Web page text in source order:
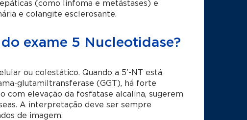
(como linfoma e metástases) e
e colangite esclerosante.
exame 5 Nucleotidase?
ou colestático. Quando a 5’-NT está
glutamiltransferase (GGT), há forte
com elevação da fosfatase alcalina, sugerem
A interpretação deve ser sempre
de imagem.